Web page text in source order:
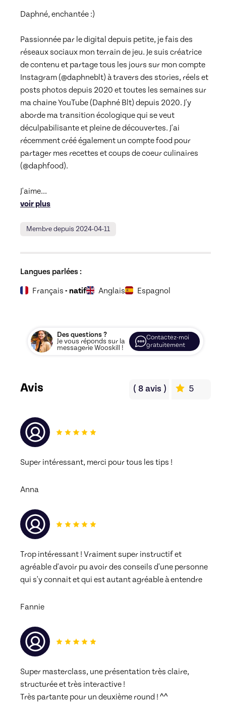
Daphné, enchantée :)
Passionnée par le digital depuis petite, je fais des
réseaux sociaux mon terrain de jeu. Je suis créatrice
de contenu et partage tous les jours sur mon compte
Instagram (@daphneblt) à travers des stories, réels et
posts photos depuis 2020 et toutes les semaines sur
ma chaine YouTube (Daphné Blt) depuis 2020. J'y
aborde ma transition écologique qui se veut
déculpabilisante et pleine de découvertes. J'ai
récemment créé également un compte food pour
partager mes recettes et coups de coeur culinaires
(@daphfood).
J'aime...
voir plus
Membre depuis 2024-04-11
Langues parlées :
Français - natif Anglais Espagnol
Des questions ?
Je vous réponds sur la
messagerie Wooskill !
Contactez-moi
gratuitement
Avis ( 8avis ) 5
Super intéressant, merci pour tous les tips !
Anna
Trop intéressant ! Vraiment super instructif et
agréable d'avoir pu avoir des conseils d'une personne
qui s'y connait et qui est autant agréable à entendre
Fannie
Super masterclass, une présentation très claire,
structurée et très interactive !
Très partante pour un deuxième round ! ^^